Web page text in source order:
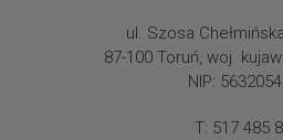
ul. Szosa
87-100 Toruń, woj.
NIP:
T: 517 485